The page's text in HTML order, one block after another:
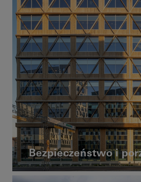
Bezpieczeństwo i